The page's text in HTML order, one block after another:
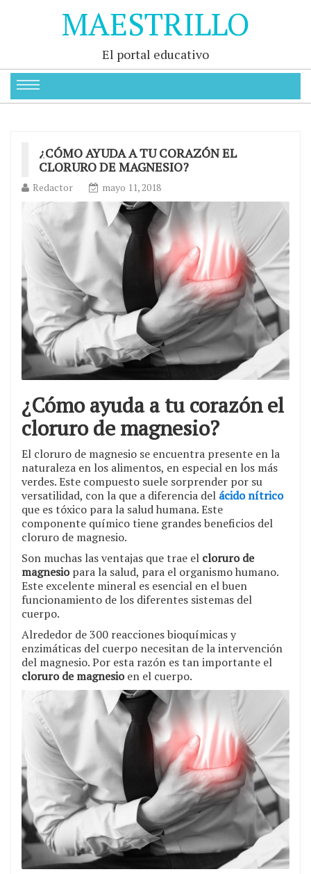
MAESTRILLO
El portal educativo
¿CÓMO AYUDA A TU CORAZÓN EL
CLORURO DE MAGNESIO?
Redactor mayo 11, 2018
¿Cómo ayuda a tu corazón el
cloruro de magnesio?
El cloruro de magnesio se encuentra presente en la
naturaleza en los alimentos, en especial en los más
verdes. Este compuesto suele sorprender por su
versatilidad, con la que a diferencia del ácido nítrico
que es tóxico para la salud humana. Este
componente químico tiene grandes beneficios del
cloruro de magnesio.
Son muchas las ventajas que trae el cloruro de
magnesiopara la salud, para el organismo humano.
Este excelente mineral es esencial en el buen
funcionamiento de los diferentes sistemas del
cuerpo.
Alrededor de 300 reacciones bioquímicas y
enzimáticas del cuerpo necesitan de la intervención
del magnesio. Por esta razón es tan importante el
cloruro de magnesioen el cuerpo.